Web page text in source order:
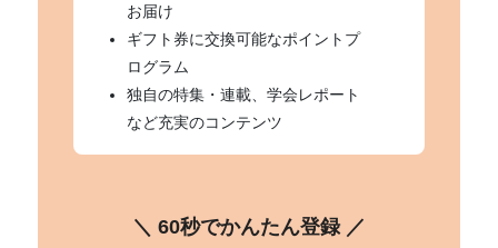
お届け
ギフト券に交換可能なポイントプ
ログラム
独自の特集・連載、学会レポート
など充実のコンテンツ
＼ 60秒でかんたん登録 ／